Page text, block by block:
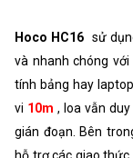
Hoco HC16 sử
và nhanh chóng
tính bảng hay
vi 10m , loa vẫn
gián đoạn. Bên
hỗ trợ các giao thức